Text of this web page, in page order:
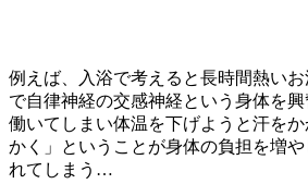
例えば、入浴で考えると長時間熱い
で自律神経の交感神経という身体を
働いてしまい体温を下げようと汗を
かく」ということが身体の負担を増
れてしまう…